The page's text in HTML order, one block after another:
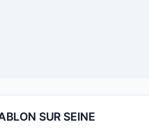
SUR SEINE